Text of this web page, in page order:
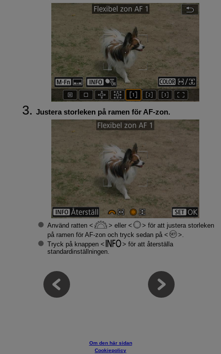
Justera storleken på ramen för AF-zon.
Använd ratten eller
för att justera storleken
på ramen för AF-zon och tryck sedan på
.
Tryck på knappen
för att återställa
standardinställningen.
Om den här sidan
Cookiepolicy